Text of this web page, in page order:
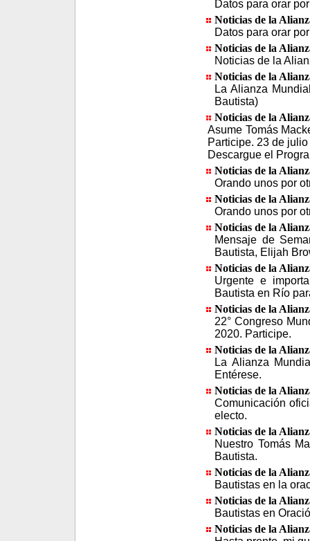
Datos para orar
Noticias de la
Datos para orar
Noticias de la
Noticias de la
Noticias de la
La Alianza
Bautista)
Noticias de la
Asume Tomás
Participe. 23 de
Descargue el
Noticias de la
Orando unos por
Noticias de la
Orando unos por
Noticias de la
Mensaje de
Bautista, Elijah
Noticias de la
Urgente e
Bautista en Río
Noticias de la
22° Congreso
2020. Participe.
Noticias de la
La Alianza
Entérese.
Noticias de la
Comunicación
electo.
Noticias de la
Nuestro Tomás
Bautista.
Noticias de la
Bautistas en la
Noticias de la
Bautistas en
Noticias de la